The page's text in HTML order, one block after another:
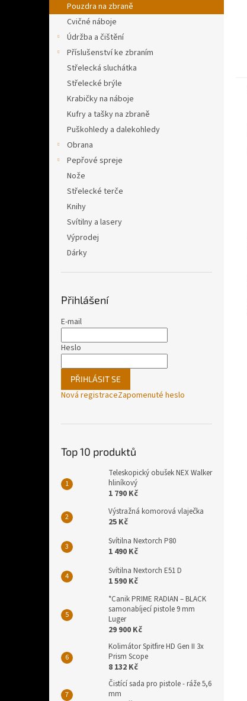
Pouzdra na zbraně
Cvičné náboje
Údržba a čištění
Příslušenství ke zbraním
Střelecká sluchátka
Střelecké brýle
Krabičky na náboje
Kufry a tašky na zbraně
Puškohledy a dalekohledy
Obrana
Pepřové spreje
Nože
Střelecké terče
Knihy
Svítilny a lasery
Výprodej
Dárky
Přihlášení
E-mail
Heslo
PŘIHLÁSIT SE
Nová registraceZapomenuté heslo
Top 10 produktů
Teleskopický obušek NEX Walker
hliníkový
1 790 Kč
Výstražná komorová vlaječka
25 Kč
Svítilna Nextorch P80
1 490 Kč
Svítilna Nextorch E51 D
1 590 Kč
*Canik PRIME RADIAN – BLACK
samonabíjecí pistole 9 mm
Luger
29 900 Kč
Kolimátor Spitfire HD Gen II 3x
Prism Scope
8 132 Kč
Čistící sada pro pistole - ráže 5,6
mm